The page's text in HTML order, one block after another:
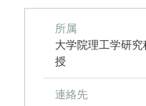
所属
大学院理工学研
授
連絡先